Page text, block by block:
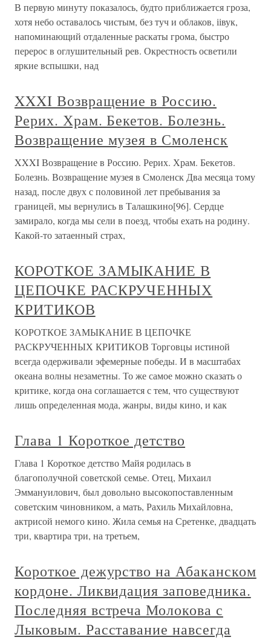
В первую минуту показалось, будто приближается гроза,
хотя небо оставалось чистым, без туч и облаков, іівук,
напоминающий отдаленные раскаты грома, быстро
перерос в оглушительный рев. Окрестность осветили
яркие вспышки, над
XXXI Возвращение в Россию.
Рерих. Храм. Бекетов. Болезнь.
Возвращение музея в Смоленск
XXXI Возвращение в Россию. Рерих. Храм. Бекетов.
Болезнь. Возвращение музея в Смоленск Два месяца тому
назад, после двух с половиной лет пребывания за
границей, мы вернулись в Талашкино[96]. Сердце
замирало, когда мы сели в поезд, чтобы ехать на родину.
Какой-то затаенный страх,
КОРОТКОЕ ЗАМЫКАНИЕ В
ЦЕПОЧКЕ РАСКРУЧЕННЫХ
КРИТИКОВ
КОРОТКОЕ ЗАМЫКАНИЕ В ЦЕПОЧКЕ
РАСКРУЧЕННЫХ КРИТИКОВ Торговцы истиной
всегда одерживали эфемерные победы. И в масштабах
океана волны незаметны. То же самое можно сказать о
критике, когда она соглашается с тем, что существуют
лишь определенная мода, жанры, виды кино, и как
Глава 1 Короткое детство
Глава 1 Короткое детство Майя родилась в
благополучной советской семье. Отец, Михаил
Эммануилович, был довольно высокопоставленным
советским чиновником, а мать, Рахиль Михайловна,
актрисой немого кино. Жила семья на Сретенке, двадцать
три, квартира три, на третьем,
Короткое дежурство на Абаканском
кордоне. Ликвидация заповедника.
Последняя встреча Молокова с
Лыковым. Расставание навсегда